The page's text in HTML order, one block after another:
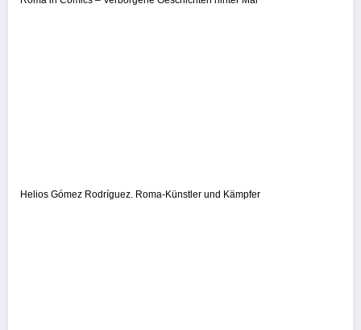
Helios Gómez Rodríguez. Roma-Künstler und Kämpfer